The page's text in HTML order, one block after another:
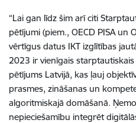
“Lai gan līdz šim arī citi
pētījumi (piem., OECD PISA un
vērtīgus datus IKT izglītības
2023 ir vienīgais
pētījums Latvijā, kas ļauj
prasmes, zināšanas un
algoritmiskajā domāšanā.
nepieciešamību integrēt